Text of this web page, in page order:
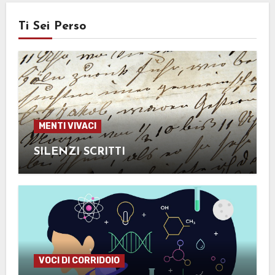
Ti Sei Perso
MENTI VIVACI
SILENZI SCRITTI
VOCI DI CORRIDOIO